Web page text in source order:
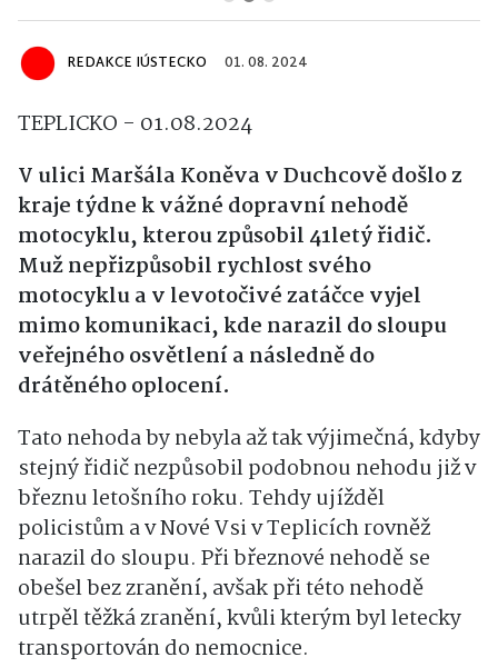
REDAKCE IÚSTECKO 01. 08. 2024
TEPLICKO - 01.08.2024
V ulici Maršála Koněva v Duchcově došlo z
kraje týdne k vážné dopravní nehodě
motocyklu, kterou způsobil 41letý řidič.
Muž nepřizpůsobil rychlost svého
motocyklu a v levotočivé zatáčce vyjel
mimo komunikaci, kde narazil do sloupu
veřejného osvětlení a následně do
drátěného oplocení.
Tato nehoda by nebyla až tak výjimečná, kdyby
stejný řidič nezpůsobil podobnou nehodu již v
březnu letošního roku. Tehdy ujížděl
policistům a v Nové Vsi v Teplicích rovněž
narazil do sloupu. Při březnové nehodě se
obešel bez zranění, avšak při této nehodě
utrpěl těžká zranění, kvůli kterým byl letecky
transportován do nemocnice.